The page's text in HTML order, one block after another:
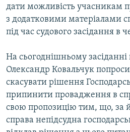
Усі сайти RFE/RL
дати можливість учасникам
з додатковими матеріалами
під час судового засідання в
На сьогоднішньому
Олександр Ковальчук
скасувати рішення
припинити провадження в
свою пропозицію тим, що, за
справа непідсудна